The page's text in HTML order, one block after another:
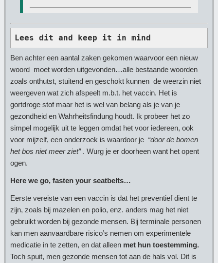
Lees dit and keep it in mind
Ben achter een aantal zaken gekomen waarvoor een nieuw
woord moet worden uitgevonden…alle bestaande woorden
zoals onthutst, stuitend en geschokt kunnen de weerzin niet
weergeven wat zich afspeelt m.b.t. het vaccin. Het is
gortdroge stof maar het is wel van belang als je van je
gezondheid en Wahrheitsfindung houdt. Ik probeer het zo
simpel mogelijk uit te leggen omdat het voor iedereen, ook
voor mijzelf, een onderzoek is waardoor je “door de bomen
het bos niet meer ziet” . Wurg je er doorheen want het opent
ogen.
Here we go, fasten your seatbelts…
Eerste vereiste van een vaccin is dat het preventief dient te
zijn, zoals bij mazelen en polio, enz. anders mag het niet
gebruikt worden bij gezonde mensen. Bij terminale personen
kan men aanvaardbare risico’s nemen om experimentele
medicatie in te zetten, en dat alleen met hun toestemming.
Toch spuit, men gezonde mensen tot aan de hals vol. Dit is